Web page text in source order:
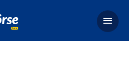
Börse,